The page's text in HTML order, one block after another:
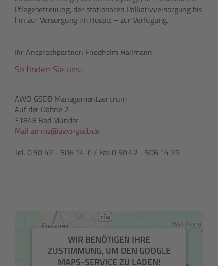
Pflegebetreuung, der stationären Palliativversorgung bis
hin zur Versorgung im Hospiz – zur Verfügung.
Ihr Ansprechpartner: Friedhelm Hallmann
So finden Sie uns:
AWO GSDB Managementzentrum
Auf der Dahne 2
31848 Bad Münder
Mail an mz@awo-gsdb.de
Tel. 0 50 42 - 506 14-0 / Fax 0 50 42 - 506 14 29
WIR BENÖTIGEN IHRE
ZUSTIMMUNG, UM DEN GOOGLE
MAPS-SERVICE ZU LADEN!